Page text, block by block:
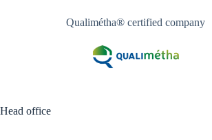
Qualimétha® certified company
Head office